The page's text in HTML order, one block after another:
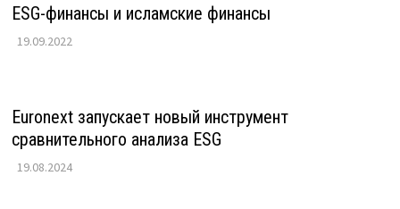
ESG-финансы и исламские финансы
19.09.2022
Euronext запускает новый инструмент
сравнительного анализа ESG
19.08.2024